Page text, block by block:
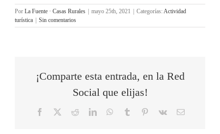
Por La Fuente · Casas Rurales mayo 25th, 2021 Categorías:Actividad
turística
Sin comentarios
¡Comparte esta entrada, en la Red
Social que elijas!
Facebook RedditLinkedInWhatsApp
Tumblr Pinterest
Vk
Correo